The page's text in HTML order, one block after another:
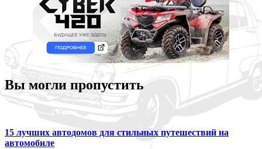
Вы могли пропустить
15 лучших автодомов для стильных путешествий на
автомобиле